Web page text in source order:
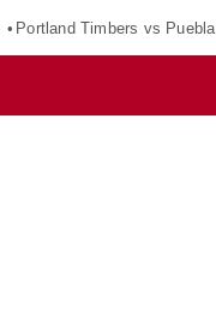
Portland Timbers vs Puebla